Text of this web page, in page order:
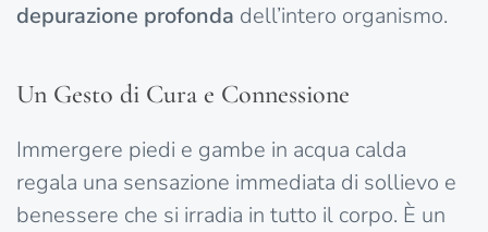
depurazione profonda dell’intero organismo.
Un Gesto di Cura e Connessione
Immergere piedi e gambe in acqua calda
regala una sensazione immediata di sollievo e
benessere che si irradia in tutto il corpo. È un